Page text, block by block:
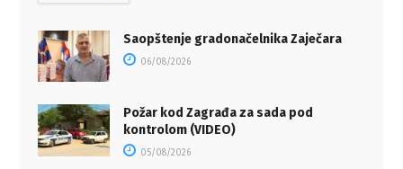
Saopštenje gradonačelnika Zaječara
06/08/2026
Požar kod Zagrađa za sada pod
kontrolom (VIDEO)
05/08/2026